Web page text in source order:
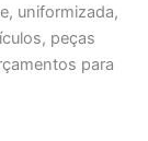
uniformizada,
peças
para